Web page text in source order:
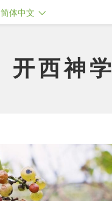
简体中文
开西神学